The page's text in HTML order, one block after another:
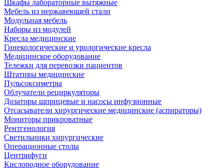
Шкафы лабораторные вытяжные
Мебель из нержавеющей стали
Модульная мебель
Наборы из модулей
Кресла медицинские
Гинекологические и урологические кресла
Медицинское оборудование
Тележки для перевозки пациентов
Штативы медицинские
Пульсоксиметры
Облучатели рециркуляторы
Дозаторы шприцевые и насосы инфузионные
Отсасыватели хирургические медицинские (аспираторы)
Мониторы прикроватные
Рентгенология
Светильники хирургические
Операционные столы
Центрифуги
Кислородное оборудование